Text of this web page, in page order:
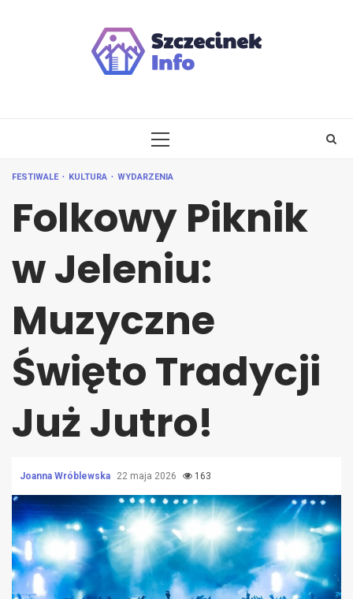
PRIMARY
FESTIWALE KULTURA WYDARZENIA
Folkowy Piknik
w Jeleniu:
Muzyczne
Święto Tradycji
Już Jutro!
Joanna Wróblewska 22 maja 2026 163